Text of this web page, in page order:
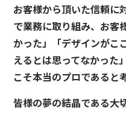
お客様から頂いた信頼に
で業務に取り組み、お客
かった」「デザインがこ
えるとは思ってなかった
こそ本当のプロであると
皆様の夢の結晶である大